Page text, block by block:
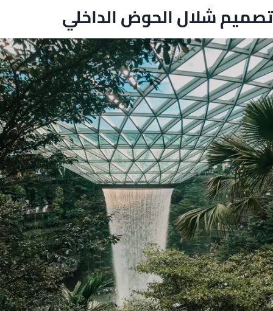
تصميم شلال الحوض الداخلي